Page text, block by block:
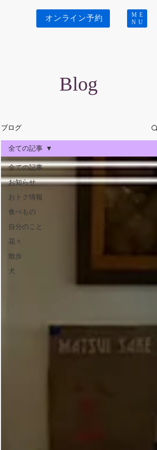
ME
NU
オンライン予約
Blog
ブログ
全ての記事
お知らせ
おトク情報
食べもの
自分のこと
花々
散歩
犬
全ての記事